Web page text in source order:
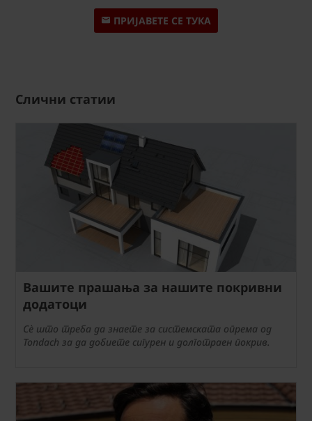
ПРИЈАВЕТЕ СЕ ТУКА
Слични статии
Вашите прашања за нашите покривни
додатоци
Сè што треба да знаете за системската опрема од
Tondach за да добиете сигурен и долготраен покрив.